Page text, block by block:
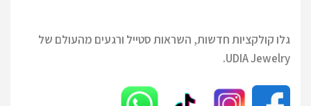
גלו קולקציות חדשות, השראות סטייל ורגעים מהעולם של
UDIA Jewelry.